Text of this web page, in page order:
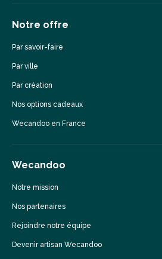
Notre offre
Par savoir-faire
Par ville
Par création
Nos options cadeaux
Wecandoo en France
Wecandoo
Notre mission
Nos partenaires
Rejoindre notre équipe
Devenir artisan Wecandoo